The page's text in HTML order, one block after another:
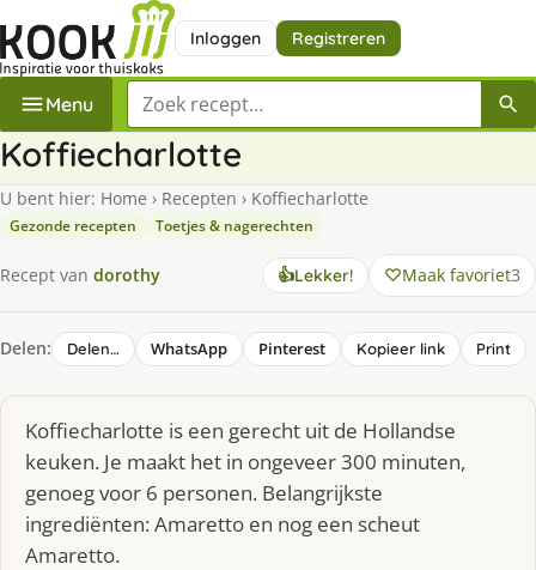
Inloggen Registreren
Menu Zoek een recept
Koffiecharlotte
U bent hier: Home › Recepten › Koffiecharlotte
Gezonde recepten Toetjes & nagerechten
Recept van dorothy 👍Lekker! Maak favoriet3
Delen: Delen… WhatsApp Pinterest Kopieer link Print
Koffiecharlotte is een gerecht uit de Hollandse
keuken. Je maakt het in ongeveer 300 minuten,
genoeg voor 6 personen. Belangrijkste
ingrediënten: Amaretto en nog een scheut
Amaretto.